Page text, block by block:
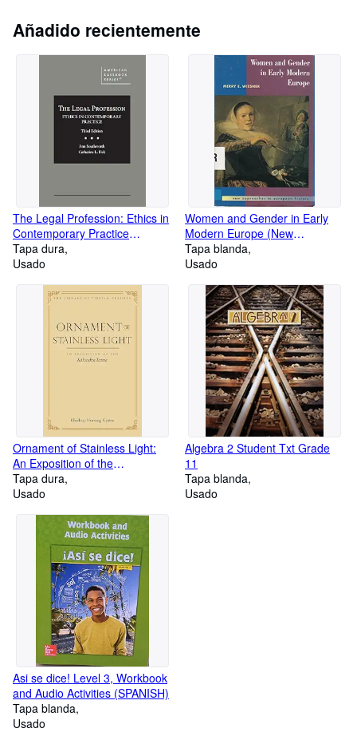
committed to providing each customer with the highest standard
of customer service. Please carefully check the book s description
and condition before ordering. If you have any questions or
issues, please contact us first. Thank you for choosing BooksRun!
Añadido recientemente
The Legal Profession: Ethics in
Contemporary Practice
(American Casebook Series)
Tapa dura
Usado
Women and Gender in Early
Modern Europe (New
Approaches to European
History, Series Number 1)
Tapa blanda
Usado
Ornament of Stainless Light:
An Exposition of the
Kalachakra Tantra (Library of
Tibetan Classics)
Tapa dura
Usado
Algebra 2 Student Txt Grade
11
Tapa blanda
Usado
Asi se dice! Level 3, Workbook
and Audio Activities (SPANISH)
Tapa blanda
Usado